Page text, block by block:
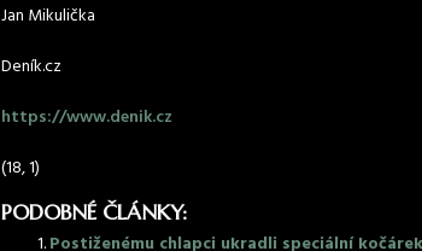
Jan Mikulička
Deník.cz
https://www.denik.cz
(18, 1)
PODOBNÉ ČLÁNKY:
Postiženému chlapci ukradli speciální